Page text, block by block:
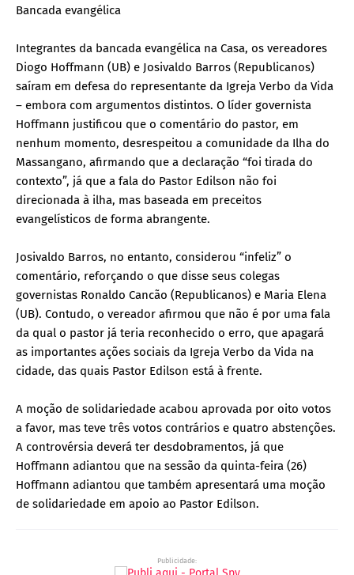
Bancada evangélica
Integrantes da bancada evangélica na Casa, os vereadores
Diogo Hoffmann (UB) e Josivaldo Barros (Republicanos)
saíram em defesa do representante da Igreja Verbo da Vida
– embora com argumentos distintos. O líder governista
Hoffmann justificou que o comentário do pastor, em
nenhum momento, desrespeitou a comunidade da Ilha do
Massangano, afirmando que a declaração “foi tirada do
contexto”, já que a fala do Pastor Edilson não foi
direcionada à ilha, mas baseada em preceitos
evangelísticos de forma abrangente.
Josivaldo Barros, no entanto, considerou “infeliz” o
comentário, reforçando o que disse seus colegas
governistas Ronaldo Cancão (Republicanos) e Maria Elena
(UB). Contudo, o vereador afirmou que não é por uma fala
da qual o pastor já teria reconhecido o erro, que apagará
as importantes ações sociais da Igreja Verbo da Vida na
cidade, das quais Pastor Edilson está à frente.
A moção de solidariedade acabou aprovada por oito votos
a favor, mas teve três votos contrários e quatro abstenções.
A controvérsia deverá ter desdobramentos, já que
Hoffmann adiantou que na sessão da quinta-feira (26)
Hoffmann adiantou que também apresentará uma moção
de solidariedade em apoio ao Pastor Edilson.
Publicidade: